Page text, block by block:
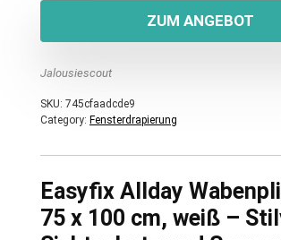
ZUM ANGEBOT
Jalousiescout
SKU: 745cfaadcde9
Category: Fensterdrapierung
Easyfix Allday
75 x 100 cm, weiß –